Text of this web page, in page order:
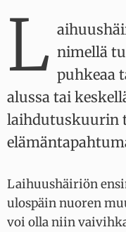
L nimellä
puhkeaa
alussa tai
laihdutuskuurin
Laihuushäiriön
ulospäin nuoren
voi olla niin